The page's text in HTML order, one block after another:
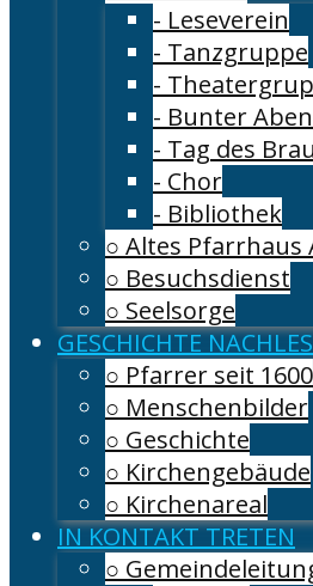
- Leseverein
- Tanzgruppe
-
- Bunter
- Tag des
- Chor
- Bibliothek
○ Altes Pfarrhaus
○ Besuchsdienst
○ Seelsorge
GESCHICHTE
○ Pfarrer seit 1600
○ Menschenbilder
○ Geschichte
○ Kirchengebäude
○ Kirchenareal
IN KONTAKT TRETEN
○